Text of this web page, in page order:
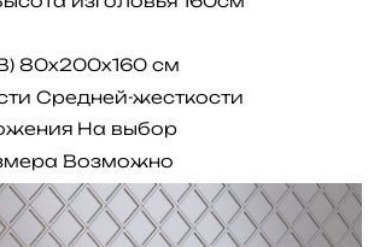
80x200x160 см
Средней-жесткости
На выбор
Возможно